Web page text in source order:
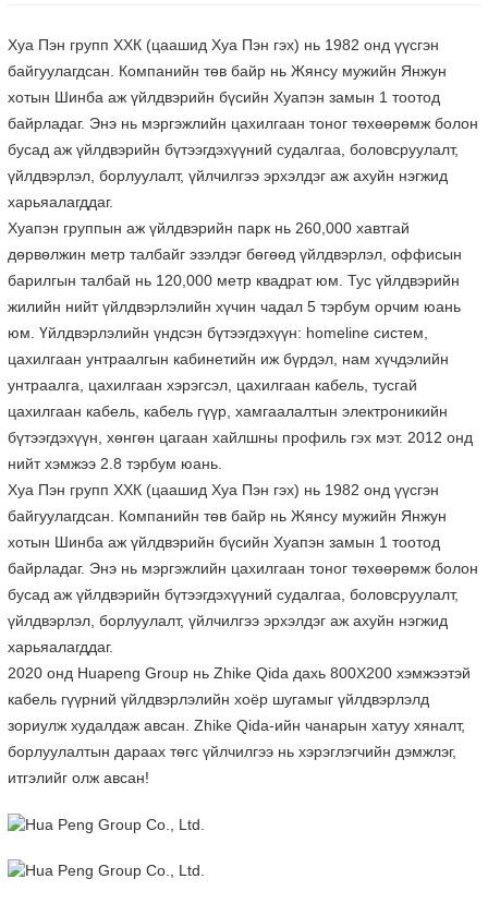
Хуа Пэн групп ХХК (цаашид Хуа Пэн гэх) нь 1982 онд үүсгэн
байгуулагдсан. Компанийн төв байр нь Жянсу мужийн Янжун
хотын Шинба аж үйлдвэрийн бүсийн Хуапэн замын 1 тоотод
байрладаг. Энэ нь мэргэжлийн цахилгаан тоног төхөөрөмж болон
бусад аж үйлдвэрийн бүтээгдэхүүний судалгаа, боловсруулалт,
үйлдвэрлэл, борлуулалт, үйлчилгээ эрхэлдэг аж ахуйн нэгжид
харьяалагддаг.
Хуапэн группын аж үйлдвэрийн парк нь 260,000 хавтгай
дөрвөлжин метр талбайг эзэлдэг бөгөөд үйлдвэрлэл, оффисын
барилгын талбай нь 120,000 метр квадрат юм. Тус үйлдвэрийн
жилийн нийт үйлдвэрлэлийн хүчин чадал 5 тэрбум орчим юань
юм. Үйлдвэрлэлийн үндсэн бүтээгдэхүүн: homeline систем,
цахилгаан унтраалгын кабинетийн иж бүрдэл, нам хүчдэлийн
унтраалга, цахилгаан хэрэгсэл, цахилгаан кабель, тусгай
цахилгаан кабель, кабель гүүр, хамгаалалтын электроникийн
бүтээгдэхүүн, хөнгөн цагаан хайлшны профиль гэх мэт. 2012 онд
нийт хэмжээ 2.8 тэрбум юань.
Хуа Пэн групп ХХК (цаашид Хуа Пэн гэх) нь 1982 онд үүсгэн
байгуулагдсан. Компанийн төв байр нь Жянсу мужийн Янжун
хотын Шинба аж үйлдвэрийн бүсийн Хуапэн замын 1 тоотод
байрладаг. Энэ нь мэргэжлийн цахилгаан тоног төхөөрөмж болон
бусад аж үйлдвэрийн бүтээгдэхүүний судалгаа, боловсруулалт,
үйлдвэрлэл, борлуулалт, үйлчилгээ эрхэлдэг аж ахуйн нэгжид
харьяалагддаг.
2020 онд Huapeng Group нь Zhike Qida дахь 800X200 хэмжээтэй
кабель гүүрний үйлдвэрлэлийн хоёр шугамыг үйлдвэрлэлд
зориулж худалдаж авсан. Zhike Qida-ийн чанарын хатуу хяналт,
борлуулалтын дараах төгс үйлчилгээ нь хэрэглэгчийн дэмжлэг,
итгэлийг олж авсан!